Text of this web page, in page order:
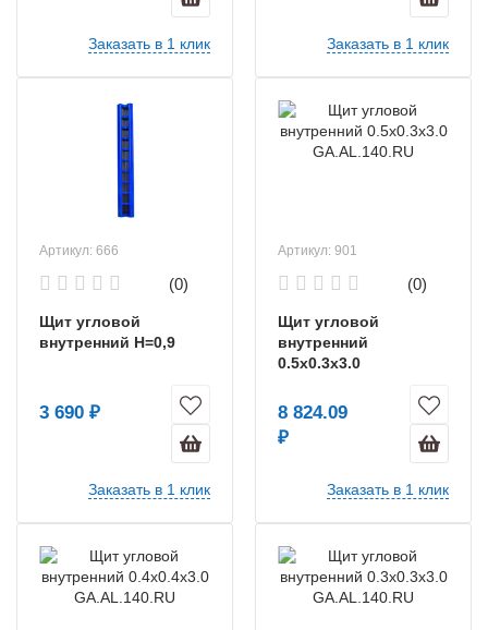
Заказать в 1 клик Заказать в 1 клик
Артикул: 666
(0)
Щит угловой
внутренний Н=0,9
3 690 ₽
Заказать в 1 клик
Артикул: 901
(0)
Щит угловой
внутренний
0.5х0.3х3.0
8 824.09
₽
Заказать в 1 клик